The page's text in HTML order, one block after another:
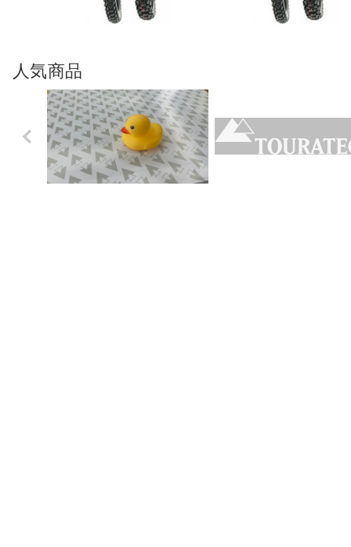
人気商品
Previo
us